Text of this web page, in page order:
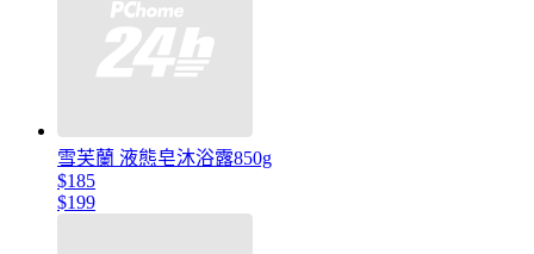
雪芙蘭 液態皂沐浴露850g
$185
$199